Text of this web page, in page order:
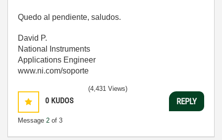
Quedo al pendiente, saludos.
David P.
National Instruments
Applications Engineer
www.ni.com/soporte
0 KUDOS
Message 2 of 3
(4,431 Views)
REPLY